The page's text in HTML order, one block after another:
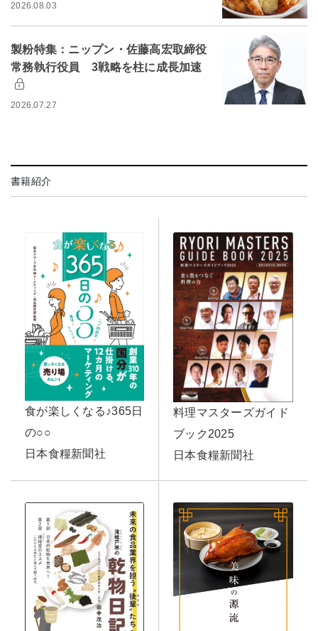
2026.08.03
製粉特集：ニップン・佐藤高宏取締役
常務執行役員 3戦略を柱に成長加速
2026.07.27
書籍紹介
食が楽しくなる♪365日
の○○
日本食糧新聞社
料理マスターズガイド
ブック2025
日本食糧新聞社